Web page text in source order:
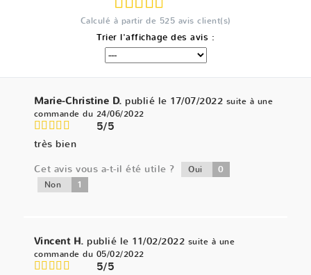
Calculé à partir de 525 avis client(s)
Trier l'affichage des avis :
Marie-Christine D.publié le 17/07/2022 suite à une
commande du 24/06/2022
5/5
très bien
Cet avis vous a-t-il été utile ?
Oui 0
Non 1
Vincent H.publié le 11/02/2022 suite à une
commande du 05/02/2022
5/5